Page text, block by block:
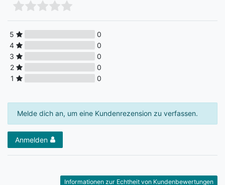
5
0
4
0
3
0
2
0
1
0
Melde dich an, um eine Kundenrezension zu verfassen.
Anmelden
Informationen zur Echtheit von Kundenbewertungen